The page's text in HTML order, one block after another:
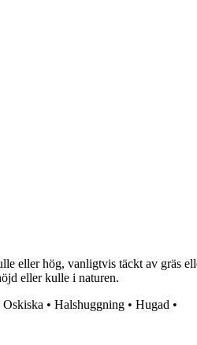
eller hög, vanligtvis täckt av gräs
eller kulle i naturen.
Oskiska • Halshuggning • Hugad •